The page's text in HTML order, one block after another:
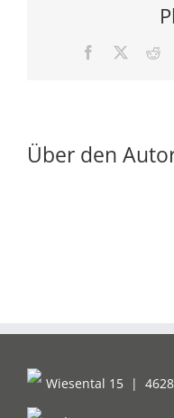
Facebook
Über den
Wiesental 15 |